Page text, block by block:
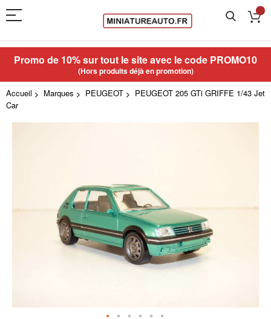
Promo de 10% sur tout le site avec le code PROMO10
(Hors produits déjà en promotion)
Accueil Marques PEUGEOT
PEUGEOT 205 GTi GRIFFE 1/43 Jet
Car